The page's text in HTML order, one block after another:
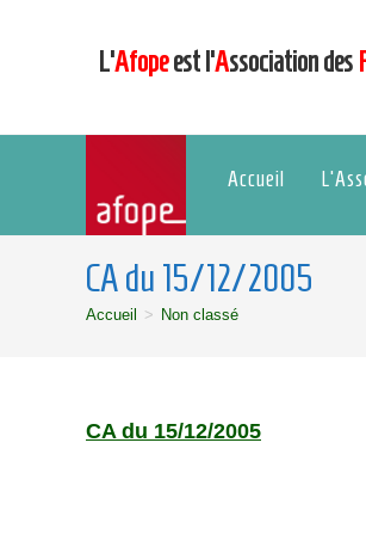
L’Afopeest l’Association des
Accueil
CA du 15/12/2005
Accueil > Non classé
CA du 15/12/2005